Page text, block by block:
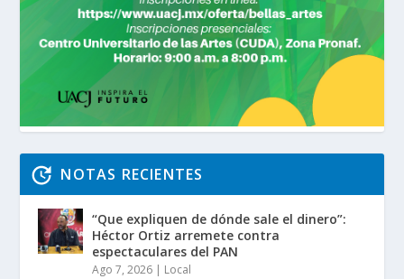
NOTAS RECIENTES
“Que expliquen de dónde sale el dinero”:
Héctor Ortiz arremete contra
espectaculares del PAN
Ago 7, 2026 | Local